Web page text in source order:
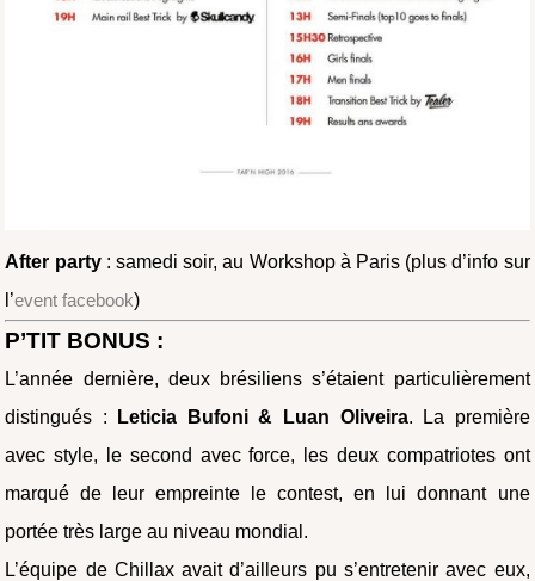
After party: samedi soir, au Workshop à Paris (plus d’info sur
l’event facebook)
P’TIT BONUS :
L’année dernière, deux brésiliens s’étaient particulièrement
distingués :
Leticia Bufoni & Luan Oliveira. La première
avec style, le second avec force, les deux compatriotes ont
marqué de leur empreinte le contest, en lui donnant une
portée très large au niveau mondial.
L’équipe de Chillax avait d’ailleurs pu s’entretenir avec eux,